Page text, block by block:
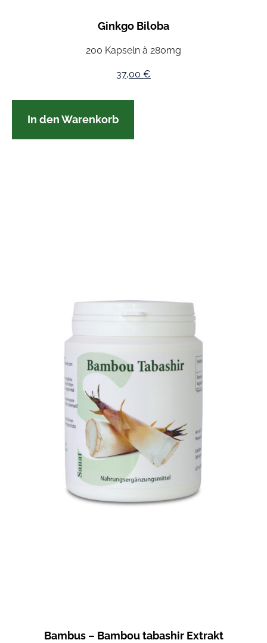
Ginkgo Biloba
200 Kapseln à 280mg
37,00 €
In den Warenkorb
Bambus – Bambou tabashir Extrakt